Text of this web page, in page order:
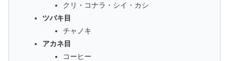
クリ・コナラ・シイ・カシ
ツバキ目
チャノキ
アカネ目
コーヒー